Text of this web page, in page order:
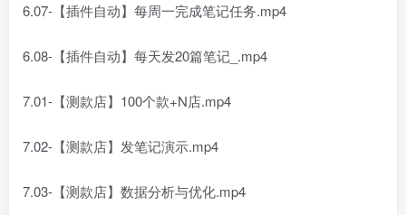
6.07-【插件自动】每周一完成笔记任务.mp4
6.08-【插件自动】每天发20篇笔记_.mp4
7.01-【测款店】100个款+N店.mp4
7.02-【测款店】发笔记演示.mp4
7.03-【测款店】数据分析与优化.mp4